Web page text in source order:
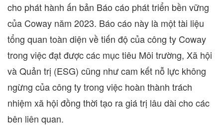
cho phát hành ấn bản Báo cáo phát triển bền vững
của Coway năm 2023. Báo cáo này là một tài liệu
tổng quan toàn diện về tiến độ của công ty Coway
trong việc đạt được các mục tiêu Môi trường, Xã hội
và Quản trị (ESG) cũng như cam kết nỗ lực không
ngừng của công ty trong việc hoàn thành trách
nhiệm xã hội đồng thời tạo ra giá trị lâu dài cho các
bên liên quan.